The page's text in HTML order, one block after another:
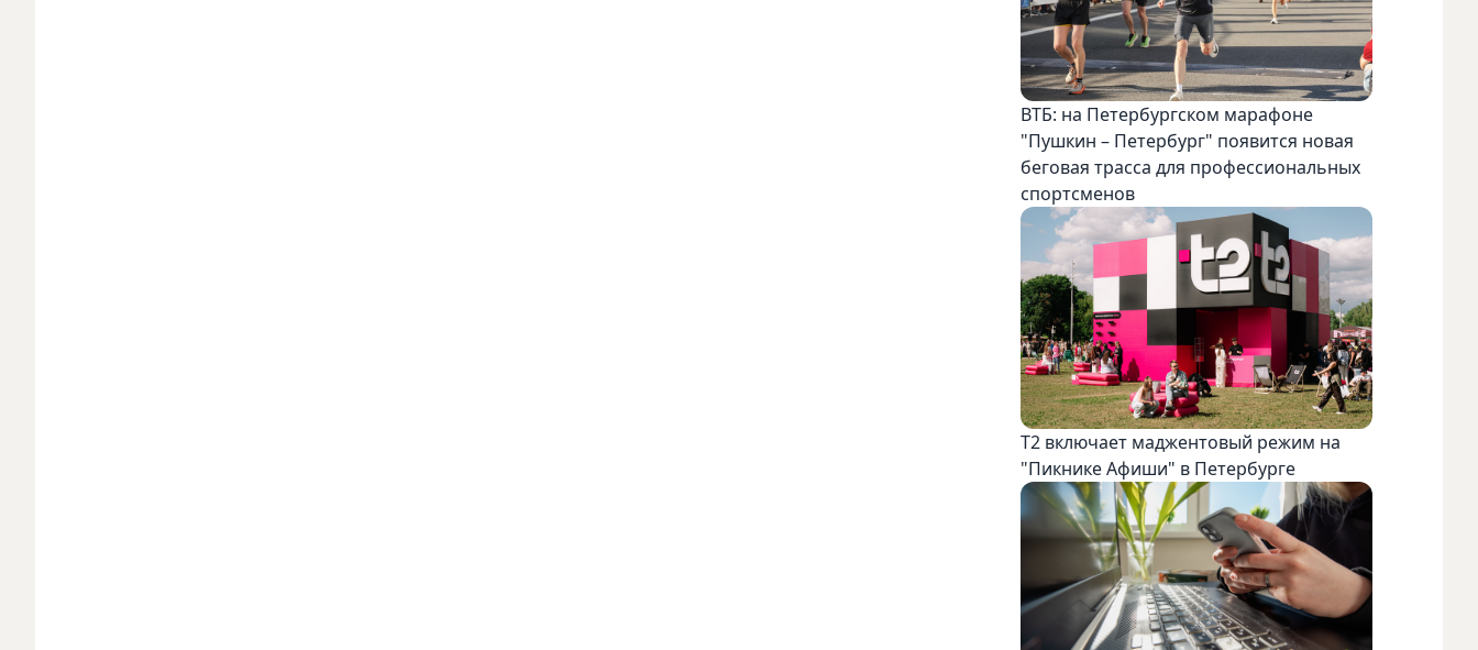
ВТБ: на Петербургском марафоне
"Пушкин – Петербург" появится новая
беговая трасса для профессиональных
спортсменов
Т2 включает маджентовый режим на
"Пикнике Афиши" в Петербурге